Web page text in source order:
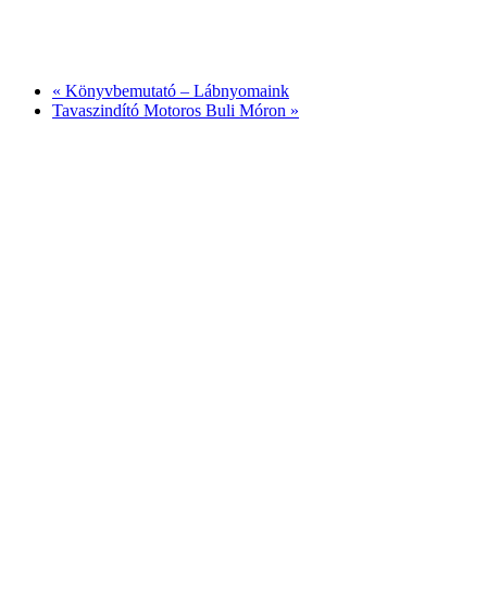
« Könyvbemutató – Lábnyomaink
Tavaszindító Motoros Buli Móron »